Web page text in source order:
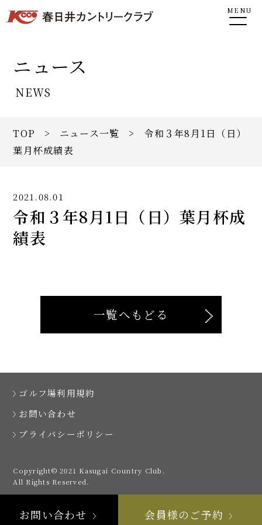
MENU
ニュース
NEWS
TOP > ニュース一覧 > 令和３年8月1日（日）
葉月杯成績表
2021.08.01
令和３年8月1日（日）葉月杯成
績表
一覧へもどる
ゴルフ場利用規約
お問い合わせ
プライバシーポリシー
Copyright© 2021 Kasugai Country Club.
All Rights Reserved.
お問い合わせ 会員様のご予約